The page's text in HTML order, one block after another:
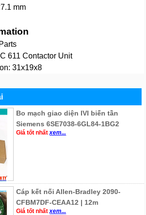
mm
611 Contactor Unit
31x19x8
Bo mạch giao diện IVI biến tần
Siemens 6SE7038-6GL84-1BG2
Giá tốt nhấtxem...
Cáp kết nối Allen-Bradley 2090-
CFBM7DF-CEAA12 | 12m
Giá tốt nhấtxem...